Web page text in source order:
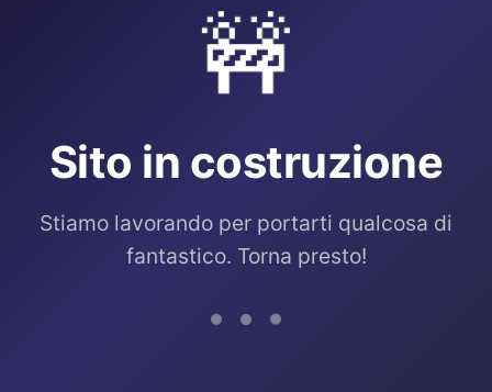
🚧
Sito in costruzione
Stiamo lavorando per portarti qualcosa di
fantastico. Torna presto!